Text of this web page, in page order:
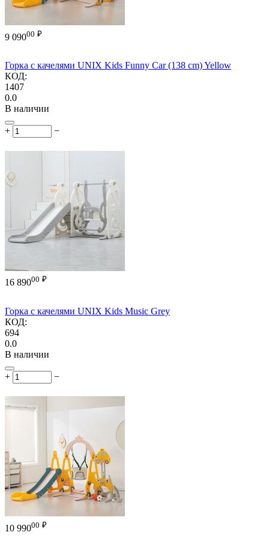
9 09000 ₽
Горка с качелями UNIX Kids Funny Car (138 cm) Yellow
КОД:
1407
0.0
В наличии
+ −
16 89000 ₽
Горка с качелями UNIX Kids Music Grey
КОД:
694
0.0
В наличии
+ −
10 99000 ₽